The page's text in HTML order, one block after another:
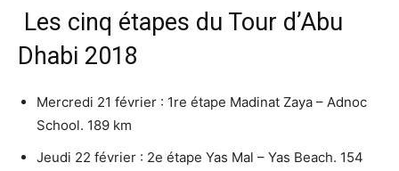
Les cinq étapes du Tour d’Abu
Dhabi 2018
Mercredi 21 février : 1re étape Madinat Zaya – Adnoc
School. 189 km
Jeudi 22 février : 2e étape Yas Mal – Yas Beach. 154